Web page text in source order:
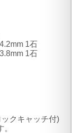
1石
1石
クキャッチ付)